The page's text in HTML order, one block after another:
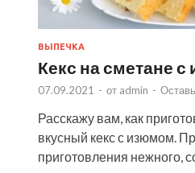
ВЫПЕЧКА
Кекс на сметане
07.09.2021 - от admin -
Расскажу вам, как
вкусный кекс с изюмом.
приготовления нежного,